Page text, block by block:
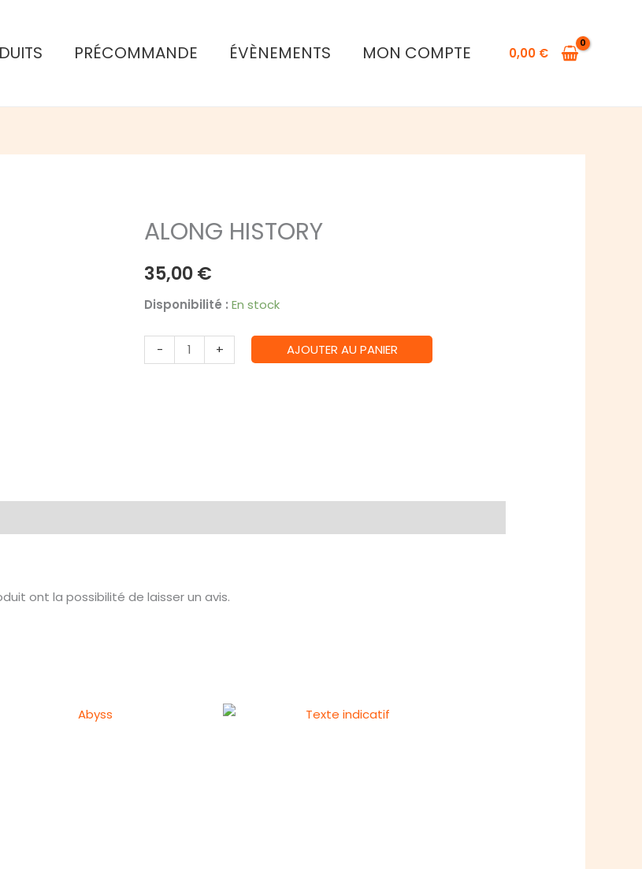
PRÉCOMMANDE ÉVÈNEMENTS MON COMPTE 0,00 €
ALONG HISTORY
35,00€
Disponibilité : En stock
-
quantité
de
+ AJOUTER AU PANIER
ont la possibilité de laisser un avis.